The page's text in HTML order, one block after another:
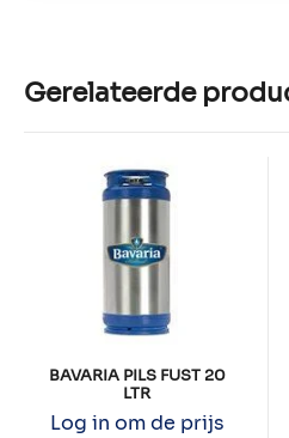
Gerelateerde
BAVARIA PILS FUST 20
LTR
Log in om de prijs